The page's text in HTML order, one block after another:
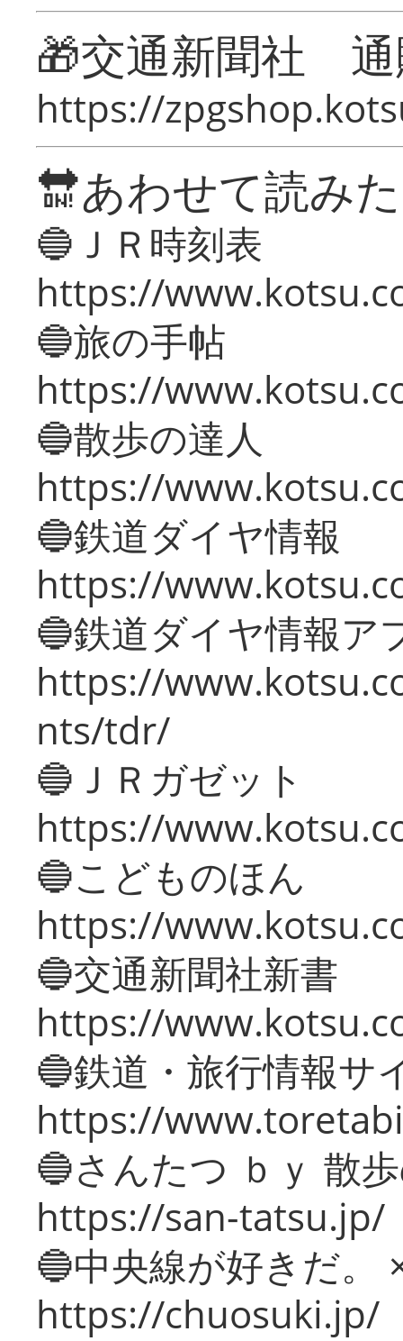
🎁交通新聞社
https://
🔛あわせて読み
🔵ＪＲ時刻表
https://
🔵旅の手帖
https://
🔵散歩の達人
https://
🔵鉄道ダイヤ情報
https://
🔵鉄道ダイヤ情報ア
https://
nts/tdr/
🔵ＪＲガゼット
https://
🔵こどものほん
https://
🔵交通新聞社新書
https://
🔵鉄道・旅行情報サ
https://
🔵さんたつ ｂｙ 散
https://san-tatsu.jp/
🔵中央線が好きだ。
https://chuosuki.jp/